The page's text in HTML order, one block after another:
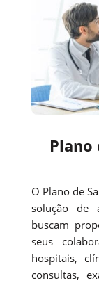
Plano
O Plano de
solução de
buscam
seus
hospitais,
consultas,